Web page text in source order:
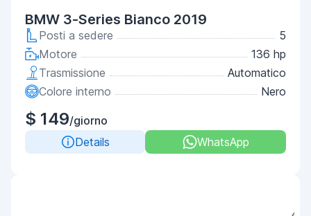
BMW 3-Series Bianco 2019
Posti a sedere
5
Motore
136 hp
Trasmissione
Automatico
Colore interno
Nero
$ 149/giorno
Details
WhatsApp